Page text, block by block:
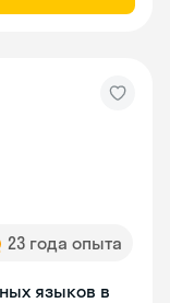
23 года опыта
языков в